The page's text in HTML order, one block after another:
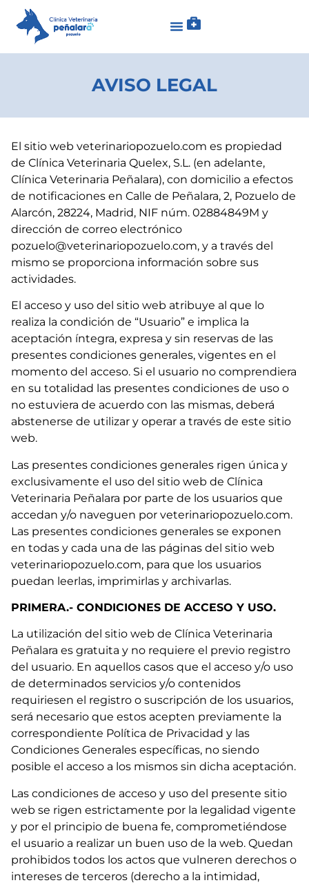
AVISO LEGAL
El sitio web veterinariopozuelo.com es propiedad
de Clínica Veterinaria Quelex, S.L. (en adelante,
Clínica Veterinaria Peñalara), con domicilio a efectos
de notificaciones en Calle de Peñalara, 2, Pozuelo de
Alarcón, 28224, Madrid, NIF núm. 02884849M y
dirección de correo electrónico
pozuelo@veterinariopozuelo.com, y a través del
mismo se proporciona información sobre sus
actividades.
El acceso y uso del sitio web atribuye al que lo
realiza la condición de “Usuario” e implica la
aceptación íntegra, expresa y sin reservas de las
presentes condiciones generales, vigentes en el
momento del acceso. Si el usuario no comprendiera
en su totalidad las presentes condiciones de uso o
no estuviera de acuerdo con las mismas, deberá
abstenerse de utilizar y operar a través de este sitio
web.
Las presentes condiciones generales rigen única y
exclusivamente el uso del sitio web de Clínica
Veterinaria Peñalara por parte de los usuarios que
accedan y/o naveguen por veterinariopozuelo.com.
Las presentes condiciones generales se exponen
en todas y cada una de las páginas del sitio web
veterinariopozuelo.com, para que los usuarios
puedan leerlas, imprimirlas y archivarlas.
PRIMERA.- CONDICIONES DE ACCESO Y USO.
La utilización del sitio web de Clínica Veterinaria
Peñalara es gratuita y no requiere el previo registro
del usuario. En aquellos casos que el acceso y/o uso
de determinados servicios y/o contenidos
requiriesen el registro o suscripción de los usuarios,
será necesario que estos acepten previamente la
correspondiente Política de Privacidad y las
Condiciones Generales específicas, no siendo
posible el acceso a los mismos sin dicha aceptación.
Las condiciones de acceso y uso del presente sitio
web se rigen estrictamente por la legalidad vigente
y por el principio de buena fe, comprometiéndose
el usuario a realizar un buen uso de la web. Quedan
prohibidos todos los actos que vulneren derechos o
intereses de terceros (derecho a la intimidad,